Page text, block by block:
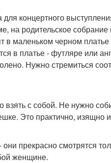
концертного
на родительское
в маленьком черном
в платье - футляре или
Нужно стремиться
с собой. Не нужно
Это практично, изящно
прекрасно смотрятся
женщине.